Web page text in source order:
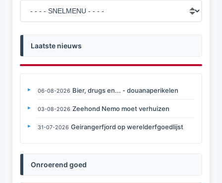
Laatste nieuws
06-08-2026 Bier, drugs en... - douanaperikelen
03-08-2026 Zeehond Nemo moet verhuizen
31-07-2026 Geirangerfjord op werelderfgoedlijst
Onroerend goed